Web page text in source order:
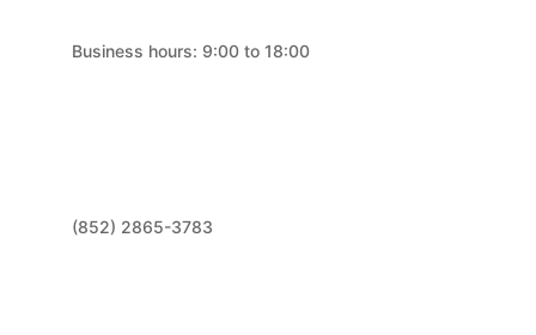
Business hours: 9:00 to 18:00
(852) 2865-3783